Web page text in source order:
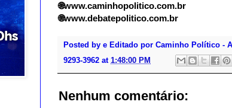
🌐www.caminhopolitico.com.br
🌐www.debatepolitico.com.br
Posted by e Editado por Caminho Político -
9293-3962 at 1:48:00 PM
Nenhum comentário: